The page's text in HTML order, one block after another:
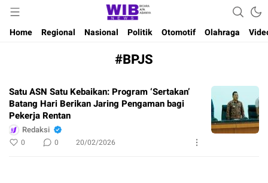
Wibnews
Waktu Indonesia Bicara
Home
Regional Nasional Politik Otomotif Olahraga
#BPJS
Satu ASN Satu Kebaikan: Program ‘Sertakan’
Batang Hari Berikan Jaring Pengaman bagi
Pekerja Rentan
Redaksi
0 0 20/02/2026